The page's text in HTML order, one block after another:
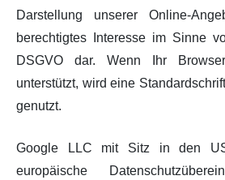
Darstellung unserer Online-
berechtigtes Interesse im Sinne
DSGVO dar. Wenn Ihr
unterstützt, wird eine
genutzt.
Google LLC mit Sitz in den
europäische